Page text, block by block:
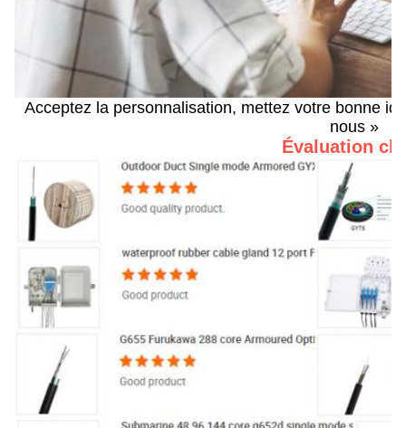
Acceptez la personnalisation, mettez votre bonne
nous »
Évaluation